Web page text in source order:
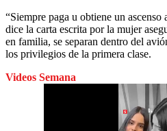
“Siempre paga u obtiene un ascenso
dice la carta escrita por la mujer
en familia, se separan dentro del
los privilegios de la primera clase.
Videos Semana